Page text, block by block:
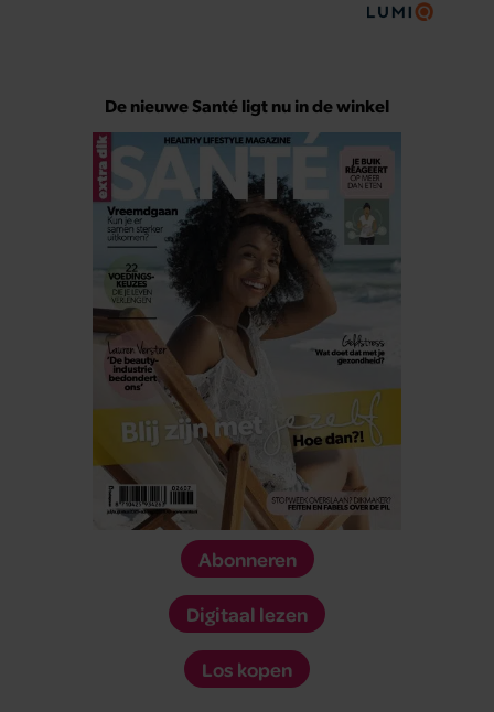
De nieuwe Santé ligt nu in de winkel
Abonneren
Digitaal lezen
Los kopen